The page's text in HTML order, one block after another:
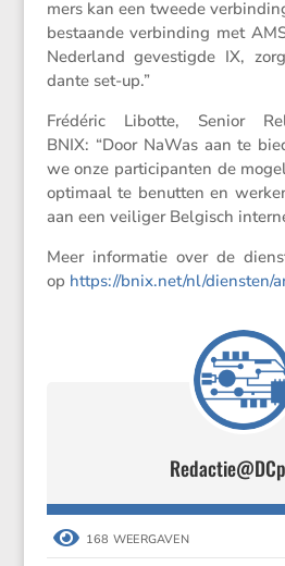
mers kan een tweede
bestaande verbin­ding met
Neder­land geves­tigde IX,
dante set-up.”
Frédéric Libotte, Senior
BNIX: “Door NaWas aan te
we onze parti­ci­panten de
optimaal te benutten en
aan een veiliger Belgisch
Meer infor­matie over de
op https://​bnix​.net/​n​l​/​d​i​e​n​s​t​e​n​/​
 168 WEERGAVEN